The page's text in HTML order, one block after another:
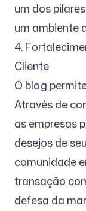
um dos
um ambiente
4.
Cliente
O blog
Através de
as empresas
desejos de
comunidade
transação
defesa da